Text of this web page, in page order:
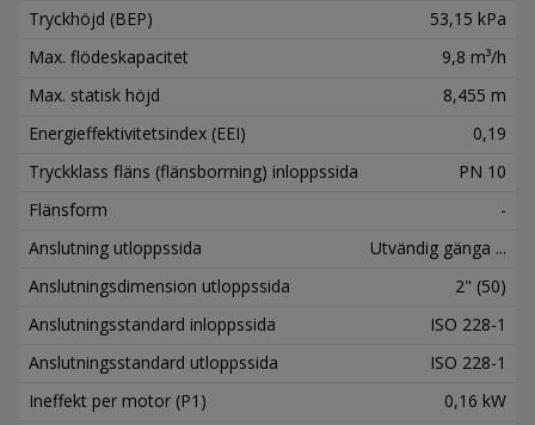
Tryckhöjd (BEP)
53,15 kPa
Max. flödeskapacitet
9,8 m³/h
Max. statisk höjd
8,455 m
Energieffektivitetsindex (EEI)
0,19
Tryckklass fläns (flänsborrning) inloppssida
PN 10
Flänsform
-
Anslutning utloppssida
Utvändig gänga ...
Anslutningsdimension utloppssida
2" (50)
Anslutningsstandard inloppssida
ISO 228-1
Anslutningsstandard utloppssida
ISO 228-1
Ineffekt per motor (P1)
0,16 kW